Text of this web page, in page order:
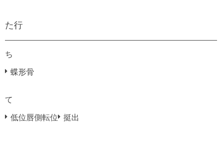
た行
ち
蝶形骨
て
低位唇側転位 挺出